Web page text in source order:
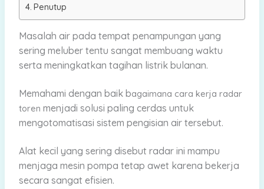
Penutup
Masalah air pada tempat penampungan yang
sering meluber tentu sangat membuang waktu
serta meningkatkan tagihan listrik bulanan.
Memahami dengan baik bagaimana cara kerja radar
toren menjadi solusi paling cerdas untuk
mengotomatisasi sistem pengisian air tersebut.
Alat kecil yang sering disebut radar ini mampu
menjaga mesin pompa tetap awet karena bekerja
secara sangat efisien.